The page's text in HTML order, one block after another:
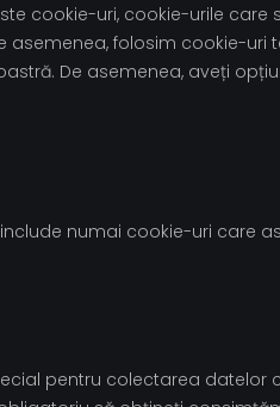
cookie-uri, cookie-urile
folosim cookie-uri
De asemenea, aveți
numai cookie-uri care
pentru colectarea datelor